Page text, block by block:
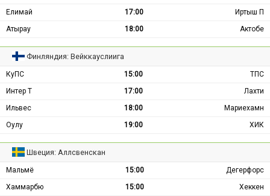
Елимай
17:00
Иртыш П
Атырау
18:00 Актобе
Финляндия: Вейккауслиига
КуПС 15:00
ТПС
Интер Т
17:00
Лахти
Ильвес
18:00
Мариехамн
Оулу
19:00 ХИК
Швеция: Аллсвенскан
Мальмё 15:00
Дегерфорс
Хаммарбю
15:00
Хеккен